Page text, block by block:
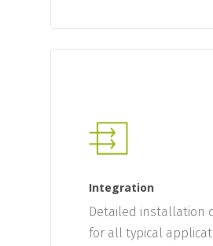
Integration
Detailed installation
for all typical